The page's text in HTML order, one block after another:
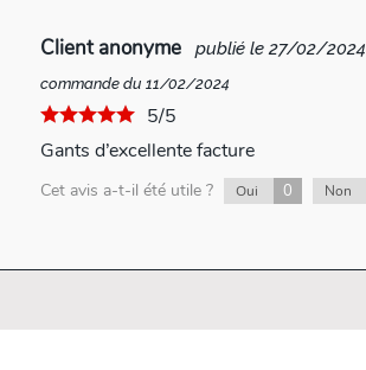
Client anonyme publié le 27/02/2024
commande du 11/02/2024
5/5
Gants d’excellente facture
Cet avis a-t-il été utile ? Oui 0 Non